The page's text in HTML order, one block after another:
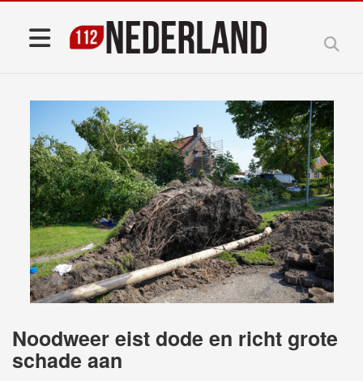
Noodweer eist dode en richt grote
schade aan